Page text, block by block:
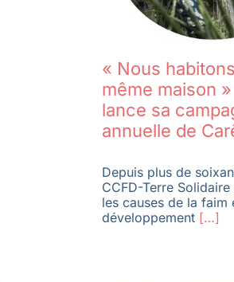
« Nous
même maison
lance sa
annuelle de
Depuis plus de
CCFD-Terre
les causes de la faim
développement[…]